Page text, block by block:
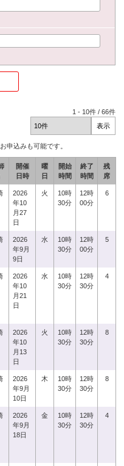
1 - 10件 /66件
申込みも可能です。
開催
日時
曜
日
開始
時間
終了
時間
残
席
2026
年10
月27
日
火
10時
30分
12時
00分
6
2026
年9月
9日
水
10時
30分
12時
00分
5
2026
年10
月21
日
水
10時
30分
12時
30分
4
2026
年10
月13
日
火
10時
30分
12時
30分
8
2026
年9月
10日
木
10時
30分
12時
30分
8
2026
年9月
18日
金
10時
30分
12時
30分
4